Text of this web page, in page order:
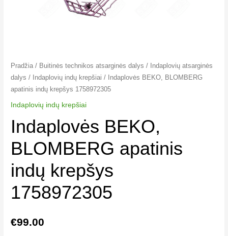
Pradžia / Buitinės technikos atsarginės dalys /
Indaplovių atsarginės
dalys / Indaplovių indų krepšiai​ / Indaplovės BEKO, BLOMBERG
apatinis indų krepšys 1758972305
Indaplovių indų krepšiai​
Indaplovės BEKO,
BLOMBERG apatinis
indų krepšys
1758972305
€99.00